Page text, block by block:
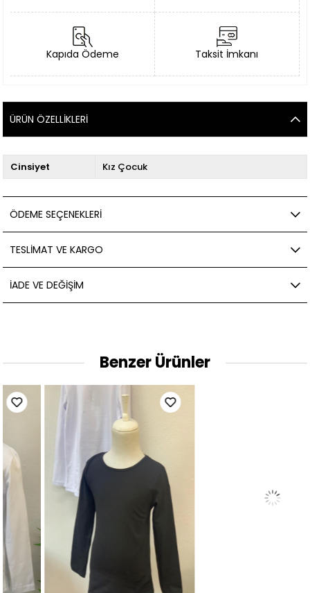
Kapıda Ödeme Taksit İmkanı
ÜRÜN ÖZELLIKLERI
Cinsiyet Kız Çocuk
ÖDEME SEÇENEKLERI
TESLIMAT VE KARGO
İADE VE DEĞIŞIM
Benzer Ürünler